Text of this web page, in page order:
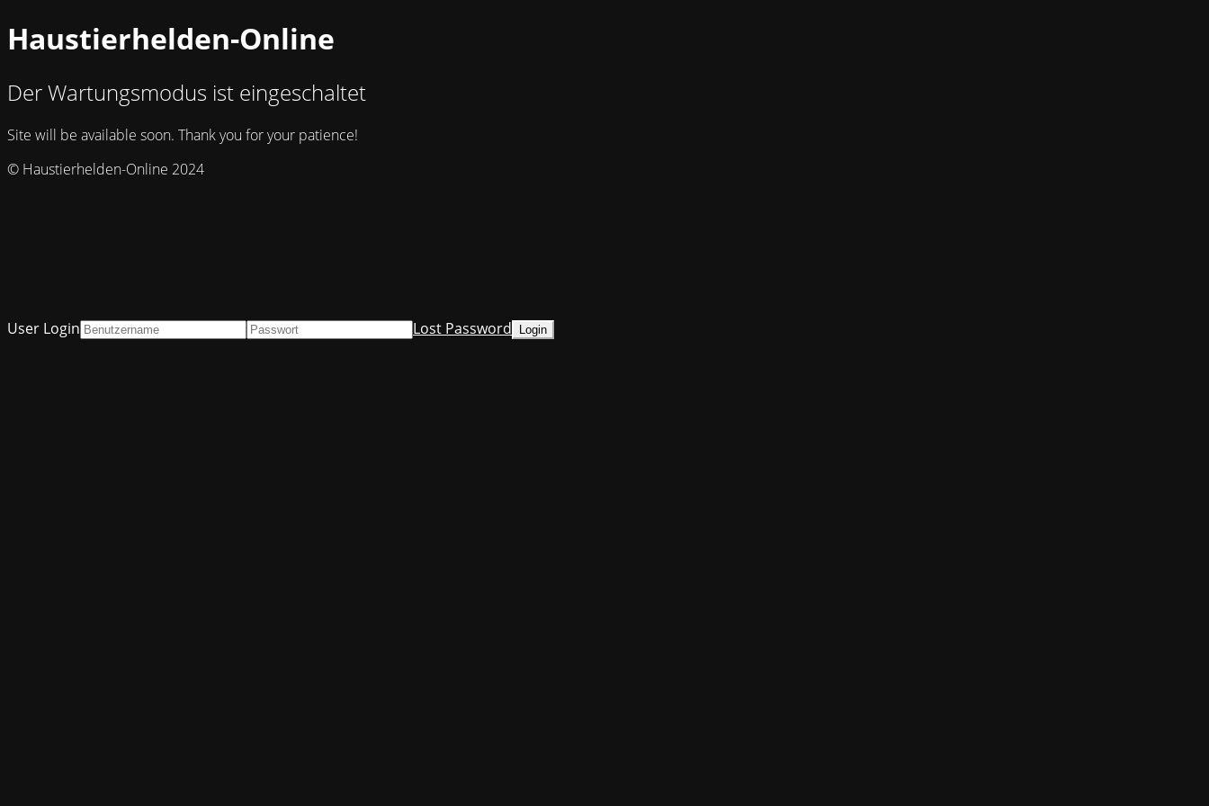
Haustierhelden-Online
Der Wartungsmodus ist eingeschaltet
Site will be available soon. Thank you for your patience!
© Haustierhelden-Online 2024
User Login Lost Password